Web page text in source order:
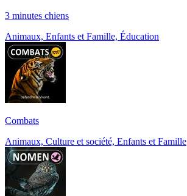
3 minutes chiens
Animaux, Enfants et Famille, Éducation
Combats
Animaux, Culture et société, Enfants et Famille